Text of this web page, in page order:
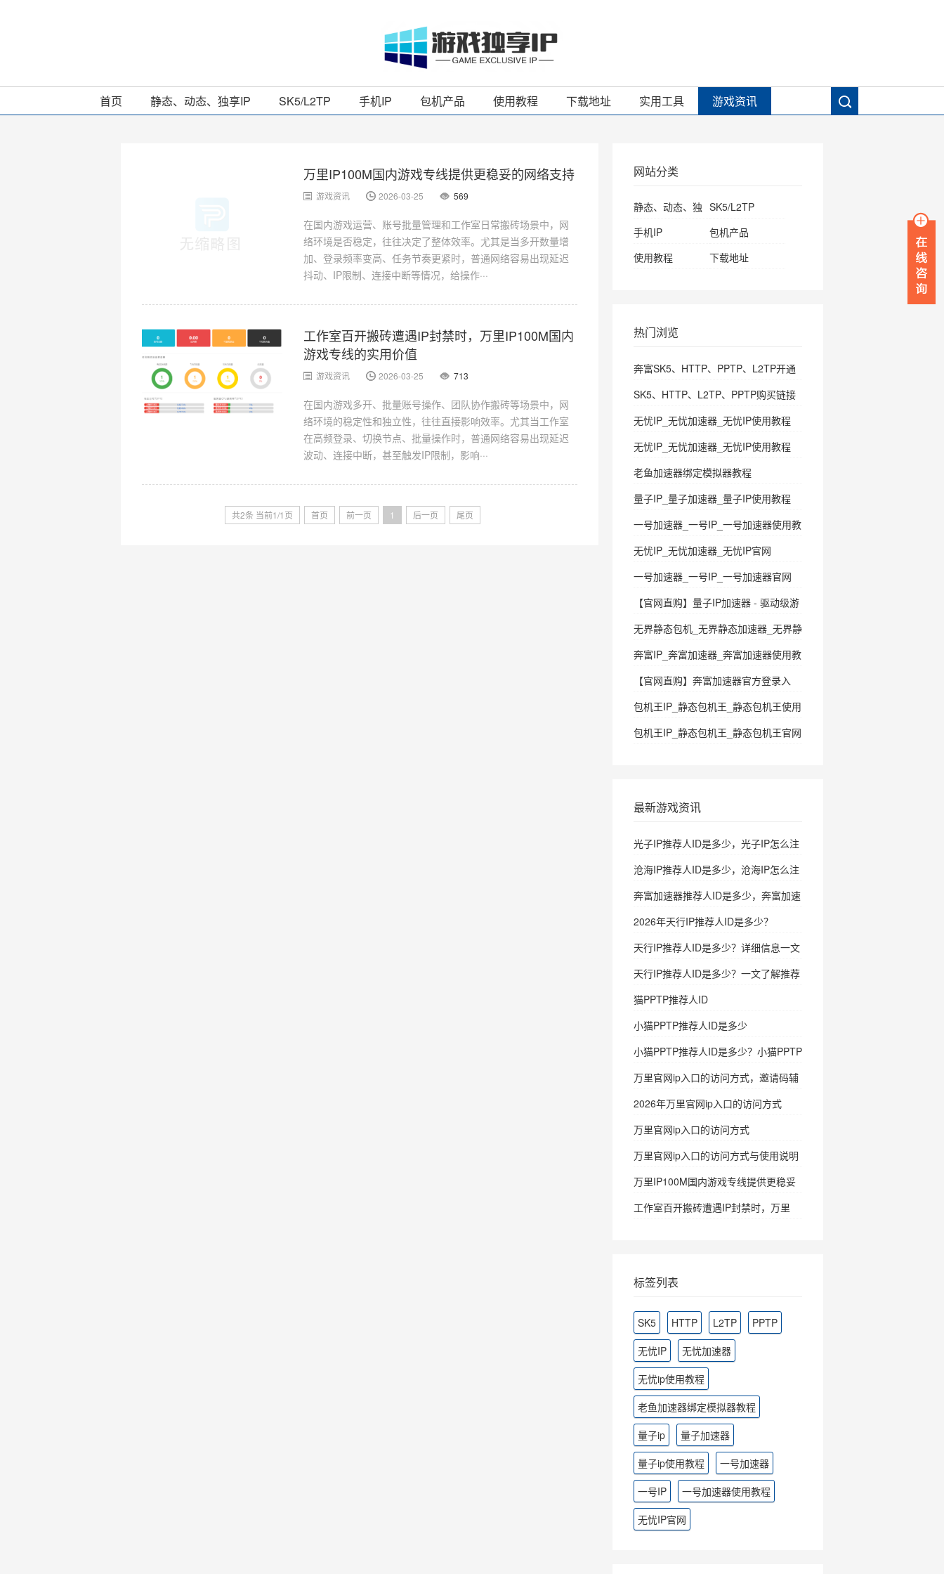
首页 静态、动态、独享IP SK5/L2TP 手机IP 包机产品 使用教程 下载地址 实用工具 游戏资讯
万里IP100M国内游戏专线提供更稳妥的网络支持
游戏资讯 2026-03-25 569
在国内游戏运营、账号批量管理和工作室日常搬砖场景中，网
络环境是否稳定，往往决定了整体效率。尤其是当多开数量增
加、登录频率变高、任务节奏更紧时，普通网络容易出现延迟
抖动、IP限制、连接中断等情况，给操作···
工作室百开搬砖遭遇IP封禁时，万里IP100M国内
游戏专线的实用价值
游戏资讯 2026-03-25 713
在国内游戏多开、批量账号操作、团队协作搬砖等场景中，网
络环境的稳定性和独立性，往往直接影响效率。尤其当工作室
在高频登录、切换节点、批量操作时，普通网络容易出现延迟
波动、连接中断，甚至触发IP限制，影响···
共2条 当前1/1页 首页 前一页 1 后一页 尾页
网站分类
静态、动态、独 SK5/L2TP
手机IP
包机产品
使用教程
下载地址
热门浏览
奔富SK5、HTTP、PPTP、L2TP开通
SK5、HTTP、L2TP、PPTP购买链接
无忧IP_无忧加速器_无忧IP使用教程
无忧IP_无忧加速器_无忧IP使用教程
老鱼加速器绑定模拟器教程
量子IP_量子加速器_量子IP使用教程
一号加速器_一号IP_一号加速器使用教
无忧IP_无忧加速器_无忧IP官网
一号加速器_一号IP_一号加速器官网
【官网直购】量子IP加速器 - 驱动级游
无界静态包机_无界静态加速器_无界静
奔富IP_奔富加速器_奔富加速器使用教
【官网直购】奔富加速器官方登录入
SK5/HTTP/L2TP/PPTP
包机王IP_静态包机王_静态包机王使用
包机王IP_静态包机王_静态包机王官网
最新游戏资讯
光子IP推荐人ID是多少，光子IP怎么注
沧海IP推荐人ID是多少，沧海IP怎么注
奔富加速器推荐人ID是多少，奔富加速
2026年天行IP推荐人ID是多少？
天行IP推荐人ID是多少？详细信息一文
天行IP推荐人ID是多少？一文了解推荐
猫PPTP推荐人ID
小猫PPTP推荐人ID是多少
小猫PPTP推荐人ID是多少？小猫PPTP
万里官网ip入口的访问方式，邀请码辅
2026年万里官网ip入口的访问方式
万里官网ip入口的访问方式
万里官网ip入口的访问方式与使用说明
万里IP100M国内游戏专线提供更稳妥
工作室百开搬砖遭遇IP封禁时，万里
标签列表
SK5 HTTP L2TP
PPTP
无忧IP
无忧加速器
无忧ip使用教程
老鱼加速器绑定模拟器教程
量子ip
量子加速器
量子ip使用教程
一号加速器
一号IP
一号加速器使用教程
无忧IP官网